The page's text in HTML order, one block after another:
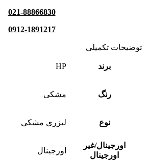
021-88866830
0912-1891217
توضیحات تکمیلی
برند HP
رنگ مشکی
نوع لیزری مشکی
اورجینال/غیر
اورجینال
اورجینال